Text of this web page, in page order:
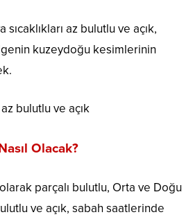
az bulutlu ve açık,
kuzeydoğu kesimlerinin
bulutlu ve açık
Olacak?
parçalı bulutlu, Orta ve Doğu
ve açık, sabah saatlerinde